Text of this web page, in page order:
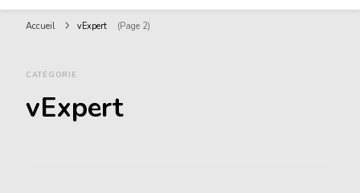
MyVMworld
Accueil vExpert (Page 2)
CATÉGORIE
vExpert